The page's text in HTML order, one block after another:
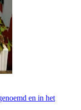
en in het